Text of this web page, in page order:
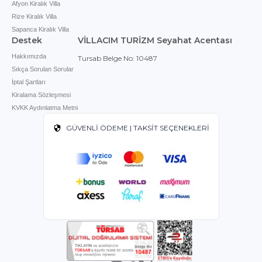
Afyon Kiralık Villa
Rize Kiralık Villa
Sapanca Kiralık Villa
Destek
Hakkımızda
Sıkça Sorulan Sorular
İptal Şartları
Kiralama Sözleşmesi
KVKK Aydınlatma Metni
VİLLACIM TURİZM Seyahat Acentası
Tursab Belge No: 10487
GÜVENLİ ÖDEME | TAKSİT SEÇENEKLERİ